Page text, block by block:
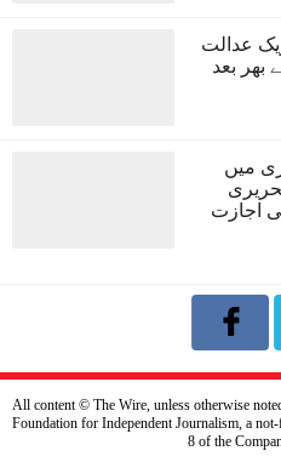
عدالت
بھر بعد
میں
اجازت
All content © The Wire, unless otherwise
Foundation for Independent Journalism, a
8 of the